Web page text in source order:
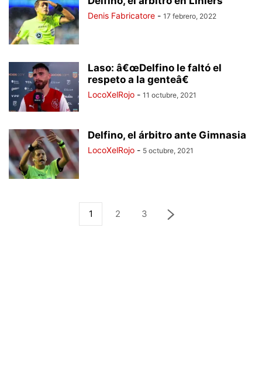
Denis Fabricatore - 17 febrero, 2022
Laso: â€œDelfino le faltó el
respeto a la genteâ€
LocoXelRojo - 11 octubre, 2021
Delfino, el árbitro ante Gimnasia
LocoXelRojo - 5 octubre, 2021
1 2 3